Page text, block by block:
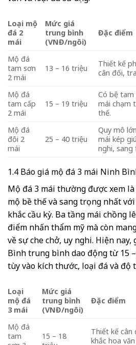
Loại mộ
đá 2
mái
Mức giá
trung bình
(VNĐ/ngôi)
Đặc điểm
Mộ đá
tam sơn
2 mái
13 – 16 triệu
Thiết kế
cân đối,
Mộ đá
tam cấp
2 mái
15 – 19 triệu
Có bệ tam
mái chạm
thế.
Mộ đá
đôi 2
mái
25 – 40 triệu
Quy mô
mái kép
nghi, sang
1.4 Báo giá mộ đá 3 mái Ninh
Mộ đá 3 mái thường được xem
mộ bề thế và sang trọng nhất
khắc cầu kỳ. Ba tầng mái chồng
điểm nhấn thẩm mỹ mà còn
về sự che chở, uy nghi. Hiện
Bình trung bình dao động từ 15
tùy vào kích thước, loại đá và độ
Loại
mộ đá
3 mái
Mức giá
trung bình
(VNĐ/ngôi)
Đặc điểm
Mộ đá
tam
15 – 18
Thiết kế cân
khắc hoa